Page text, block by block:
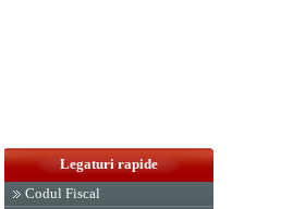
Legaturi rapide
Codul Fiscal